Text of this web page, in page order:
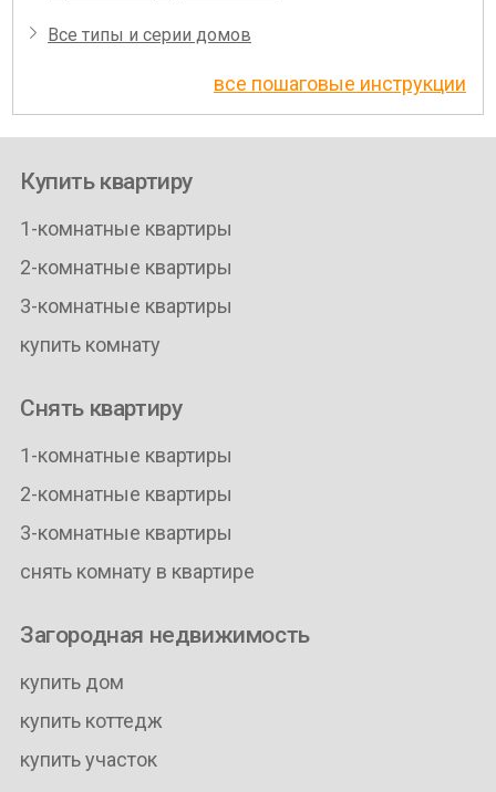
Все типы и серии домов
все пошаговые инструкции
Купить квартиру
1-комнатные квартиры
2-комнатные квартиры
3-комнатные квартиры
купить комнату
Снять квартиру
1-комнатные квартиры
2-комнатные квартиры
3-комнатные квартиры
снять комнату в квартире
Загородная недвижимость
купить дом
купить коттедж
купить участок